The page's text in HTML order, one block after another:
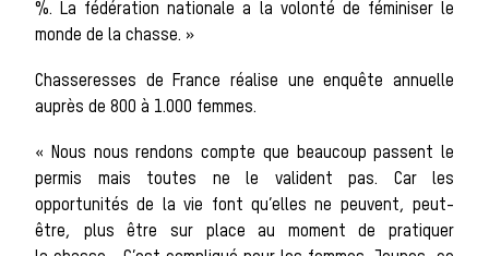
de chasse
Les
%. La fédération nationale a la volonté de féminiser le
monde de la chasse. »
Chasseresses de France réalise une enquête annuelle
auprès de 800 à 1.000 femmes.
« Nous nous rendons compte que beaucoup passent le
permis mais toutes ne le valident pas. Car les
opportunités de la vie font qu’elles ne peuvent, peut-
être, plus être sur place au moment de pratiquer